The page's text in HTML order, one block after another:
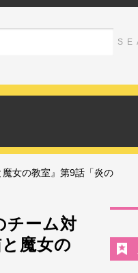
女の教室』第9話「炎の
チーム対
魔女の